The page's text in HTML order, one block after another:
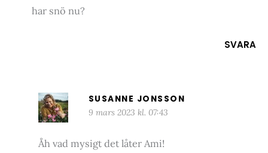
har snö nu?
SVARA
SUSANNE JONSSON
9 mars 2023 kl. 07:43
Åh vad mysigt det låter Ami!